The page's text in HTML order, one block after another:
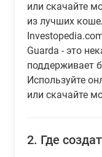
или скачайте
из лучших
Guarda - это
поддерживает
Используйте
или скачайте
2. Где